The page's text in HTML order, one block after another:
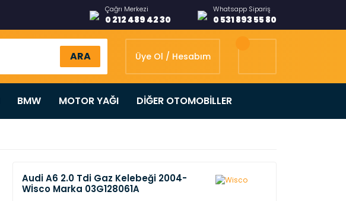
Çağrı Merkezi
0 212 489 42 30
Whatsapp Sipariş
0 531 893 55 80
ARA Üye Ol / Hesabım
BMW MOTOR YAĞI DİĞER OTOMOBİLLER
Audi A6 2.0 Tdi Gaz Kelebeği 2004-
Wİsco Marka 03G128061A